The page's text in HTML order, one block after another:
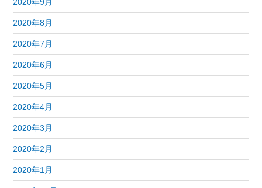
2020年8月
2020年7月
2020年6月
2020年5月
2020年4月
2020年3月
2020年2月
2020年1月